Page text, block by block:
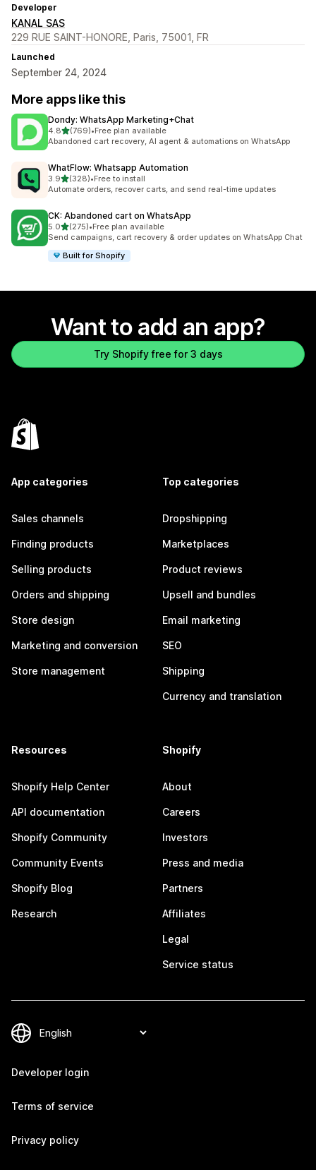
Developer
KANAL SAS
229 RUE SAINT-HONORE, Paris, 75001, FR
Launched
September 24, 2024
More apps like this
Dondy: WhatsApp Marketing+Chat
4.8out of 5 stars
(769)
769 total reviews
•Free plan available
Abandoned cart recovery, AI agent & automations on WhatsApp
WhatFlow: Whatsapp Automation
3.9out of 5 stars
(328)
328 total reviews
•Free to install
Automate orders, recover carts, and send real-time updates
CK: Abandoned cart on WhatsApp
5.0out of 5 stars
(275)
275 total reviews
•Free plan available
Send campaigns, cart recovery & order updates on WhatsApp Chat
Built for Shopify
Want to add an app?
Try Shopify free for 3 days
App categories
Sales channels
Finding products
Selling products
Orders and shipping
Store design
Marketing and conversion
Store management
Top categories
Dropshipping
Marketplaces
Product reviews
Upsell and bundles
Email marketing
SEO
Shipping
Currency and translation
Resources
Shopify Help Center
API documentation
Shopify Community
Community Events
Shopify Blog
Research
Shopify
About
Careers
Investors
Press and media
Partners
Affiliates
Legal
Service status
Developer login
Terms of service
Privacy policy